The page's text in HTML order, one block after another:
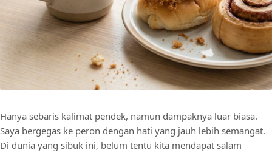
Hanya sebaris kalimat pendek, namun dampaknya luar biasa.
Saya bergegas ke peron dengan hati yang jauh lebih semangat.
Di dunia yang sibuk ini, belum tentu kita mendapat salam